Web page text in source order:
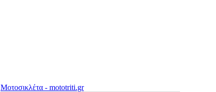
Μοτοσικλέτα - mototriti.gr